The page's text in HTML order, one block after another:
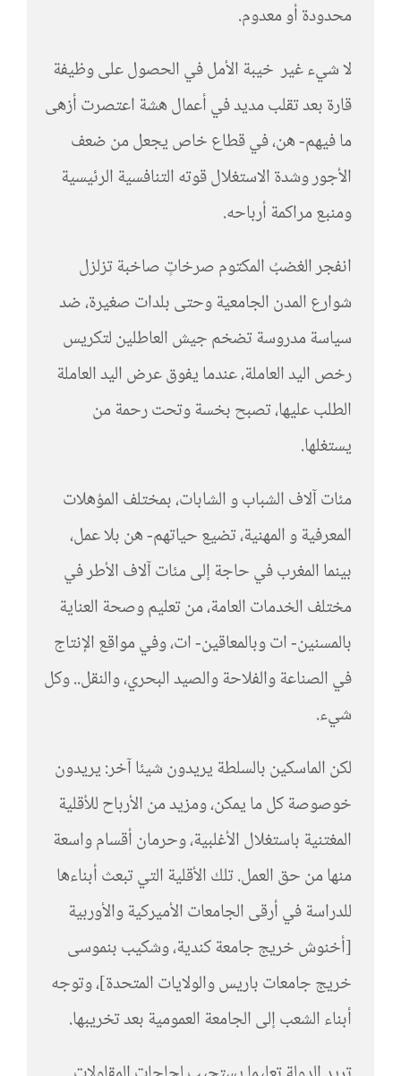
محدودة أو معدوم.
لا شيء غير خيبة الأمل في الحصول على وظيفة
قارة بعد تقلب مديد في أعمال هشة اعتصرت أزهى
ما فيهم- هن، في قطاع خاص يجعل من ضعف
الأجور وشدة الاستغلال قوته التنافسية الرئيسية
ومنبع مراكمة أرباحه.
انفجر الغضبُ المكتوم صرخاتٍ صاخبة تزلزل
شوارع المدن الجامعية وحتى بلدات صغيرة، ضد
سياسة مدروسة تضخم جيش العاطلين لتكريس
رخص اليد العاملة، عندما يفوق عرض اليد العاملة
الطلب عليها، تصبح بخسة وتحت رحمة من
يستغلها.
مئات آلاف الشباب و الشابات، بمختلف المؤهلات
المعرفية و المهنية، تضيع حياتهم- هن بلا عمل،
بينما المغرب في حاجة إلى مئات آلاف الأطر في
مختلف الخدمات العامة، من تعليم وصحة العناية
بالمسنين- ات وبالمعاقين- ات، وفي مواقع الإنتاج
في الصناعة والفلاحة والصيد البحري، والنقل.. وكل
شيء.
لكن الماسكين بالسلطة يريدون شيئا آخر: يريدون
خوصوصة كل ما يمكن، ومزيد من الأرباح للأقلية
المغتنية باستغلال الأغلبية، وحرمان أقسام واسعة
منها من حق العمل. تلك الأقلية التي تبعث أبناءها
للدراسة في أرقى الجامعات الأميركية والأوربية
[أخنوش خريج جامعة كندية، وشكيب بنموسى
خريج جامعات باريس والولايات المتحدة]، وتوجه
أبناء الشعب إلى الجامعة العمومية بعد تخريبها.